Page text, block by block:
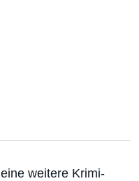
eine weitere Krimi-